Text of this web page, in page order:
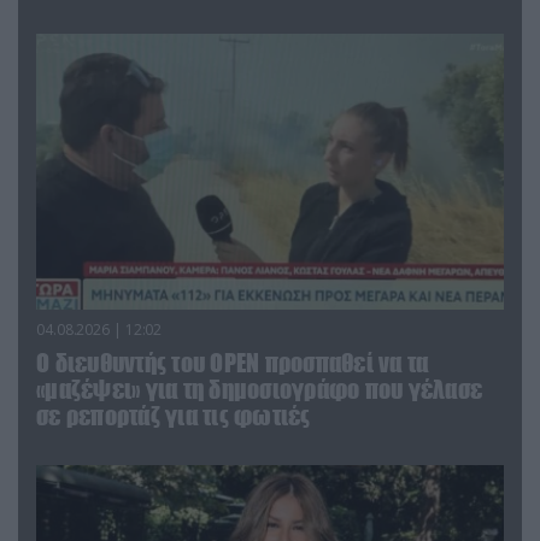
04.08.2026 | 12:02
O διευθυντής του OPEN προσπαθεί να τα
«μαζέψει» για τη δημοσιογράφο που γέλασε
σε ρεπορτάζ για τις φωτιές